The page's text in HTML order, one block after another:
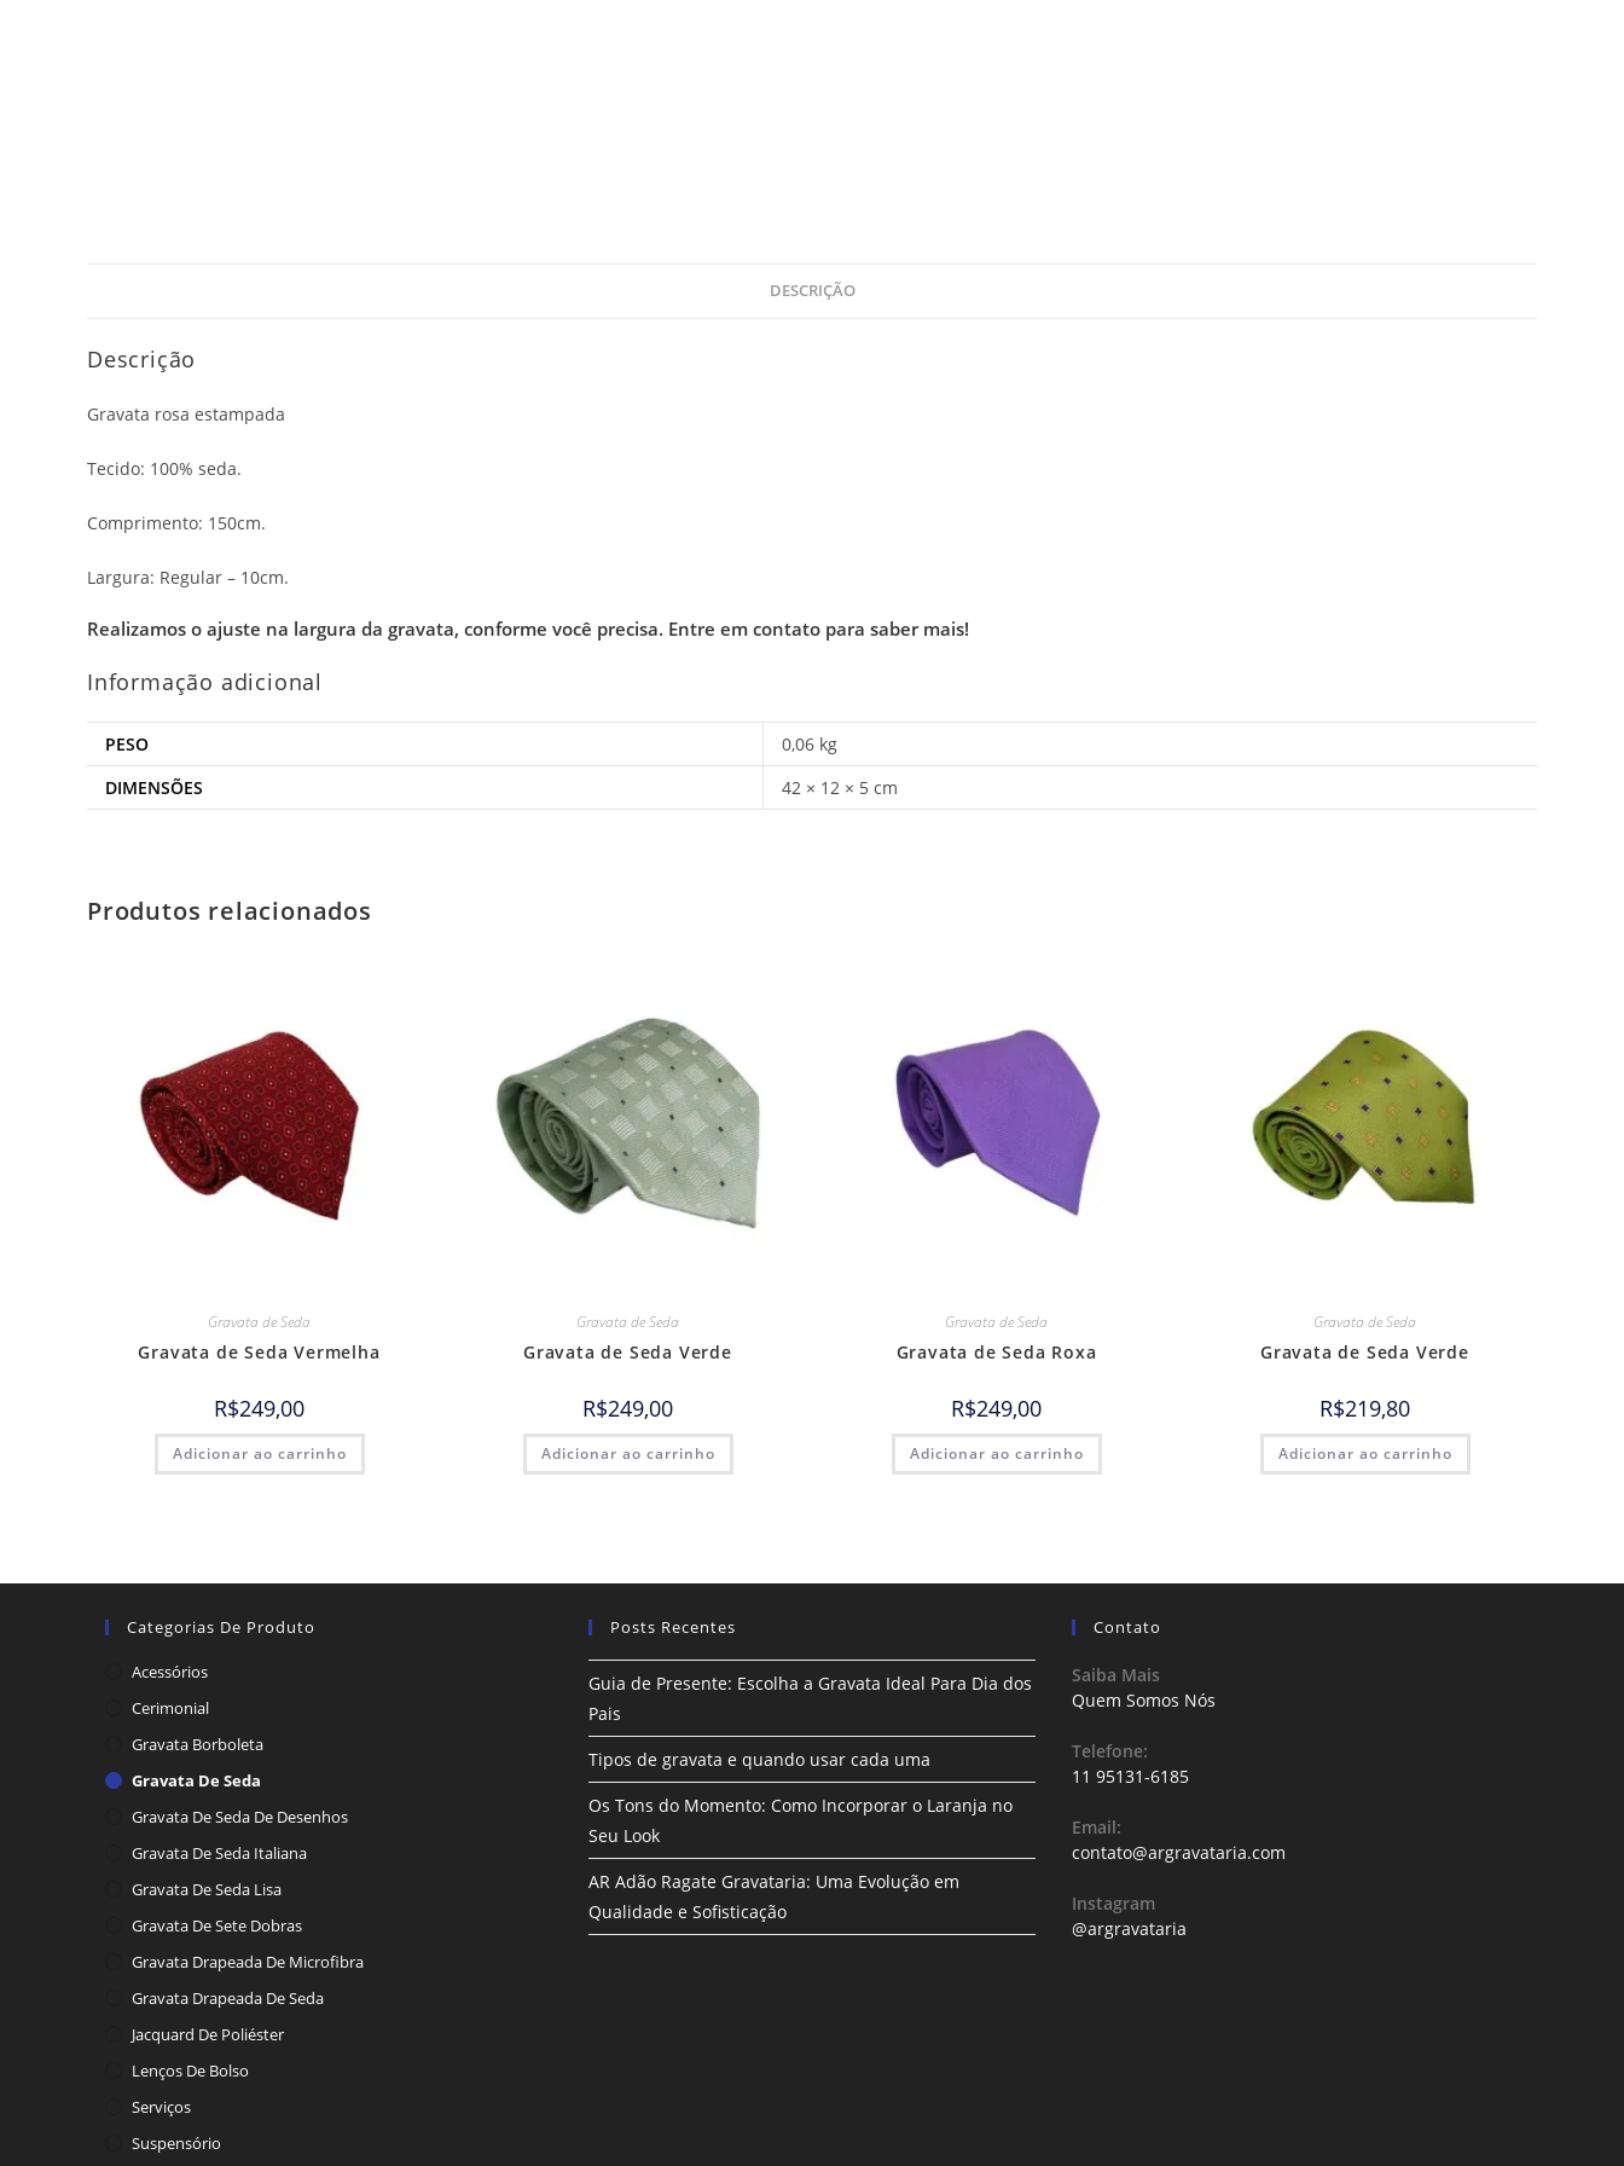
DESCRIÇÃO
Descrição
Gravata rosa estampada
Tecido: 100% seda.
Comprimento: 150cm.
Largura: Regular – 10cm.
Realizamos o ajuste na largura da gravata, conforme você precisa. Entre em contato para saber mais!
Informação adicional
PESO
0,06 kg
DIMENSÕES
42 × 12 × 5 cm
Produtos relacionados
Gravata de Seda
Gravata de Seda Vermelha
R$249,00
Adicionar ao carrinho
Gravata de Seda
Gravata de Seda Verde
R$249,00
Adicionar ao carrinho
Gravata de Seda
Gravata de Seda Roxa
R$249,00
Adicionar ao carrinho
Gravata de Seda
Gravata de Seda Verde
R$219,80
Adicionar ao carrinho
Categorias De Produto
Acessórios
Cerimonial
Gravata Borboleta
Gravata De Seda
Gravata De Seda De Desenhos
Gravata De Seda Italiana
Gravata De Seda Lisa
Gravata De Sete Dobras
Gravata Drapeada De Microfibra
Gravata Drapeada De Seda
Jacquard De Poliéster
Lenços De Bolso
Serviços
Suspensório
Posts Recentes
Guia de Presente: Escolha a Gravata Ideal Para Dia dos
Pais
Tipos de gravata e quando usar cada uma
Os Tons do Momento: Como Incorporar o Laranja no
Seu Look
AR Adão Ragate Gravataria: Uma Evolução em
Qualidade e Sofisticação
Contato
Saiba Mais
Quem Somos Nós
Telefone:
11 95131-6185
Email:
contato@argravataria.com
Instagram
@argravataria